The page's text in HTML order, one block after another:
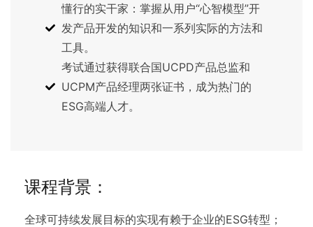
懂行的实干家：掌握从用户“心智模型”开
发产品开发的知识和一系列实际的方法和
工具。
考试通过获得联合国UCPD产品总监和
UCPM产品经理两张证书，成为热门的
ESG高端人才。
课程背景：
全球可持续发展目标的实现有赖于企业的ESG转型；